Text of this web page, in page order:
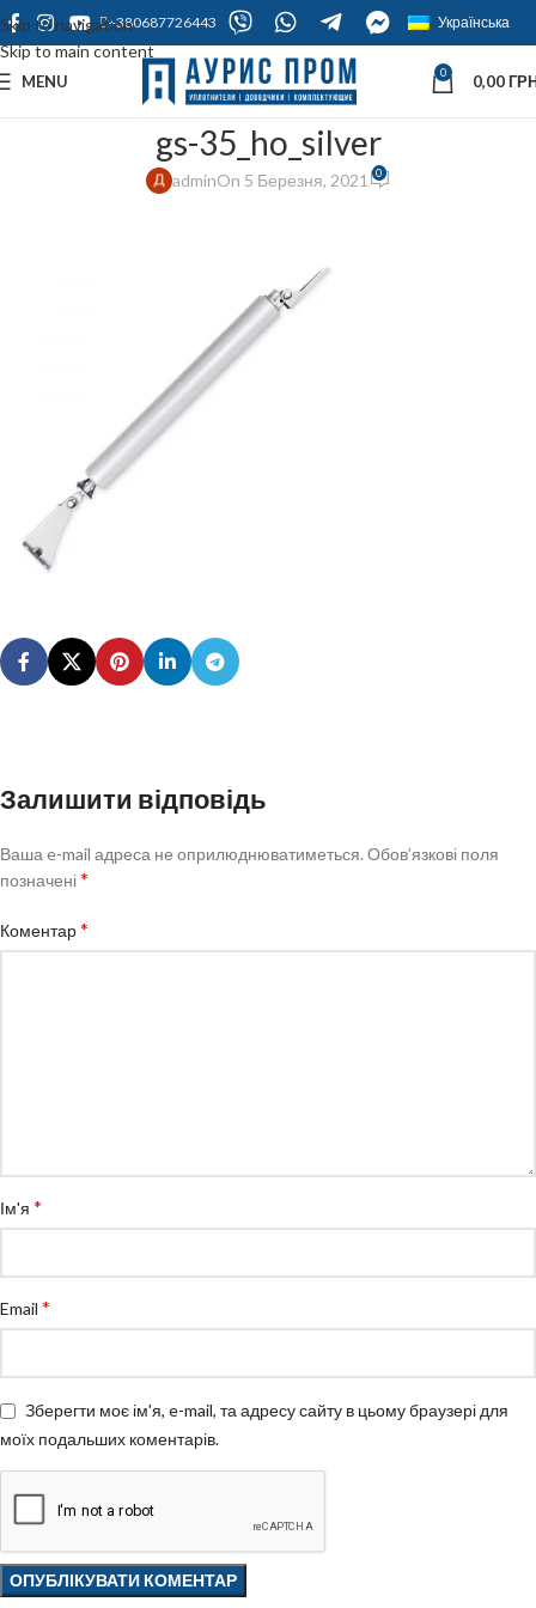
Skip to navigation
Skip to main content
+380687726443 Українська
MENU 0 0,00
gs-35_ho_silver
adminOn 5 Березня, 2021 0
Залишити відповідь
Ваша e-mail адреса не оприлюднюватиметься. Обов’язкові поля
позначені*
Коментар*
Ім'я *
Email *
Зберегти моє ім'я, e-mail, та адресу сайту в цьому браузері для
моїх подальших коментарів.